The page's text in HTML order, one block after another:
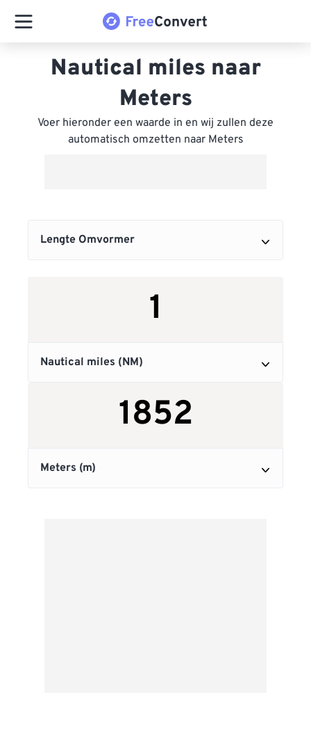
Nautical miles naar
Meters
Voer hieronder een waarde in en wij zullen deze
automatisch omzetten naar Meters